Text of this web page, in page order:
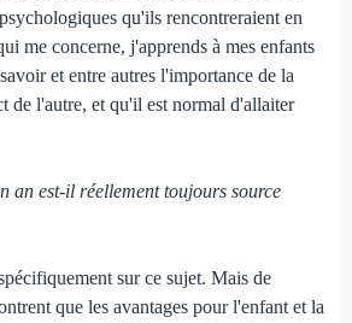
qu'ils rencontreraient en
me concerne, j'apprends à mes enfants
et entre autres l'importance de la
de l'autre, et qu'il est normal d'allaiter
an est-il réellement toujours source
sur ce sujet. Mais de
que les avantages pour l'enfant et la